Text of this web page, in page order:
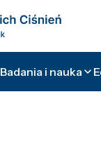
Badania i nauka